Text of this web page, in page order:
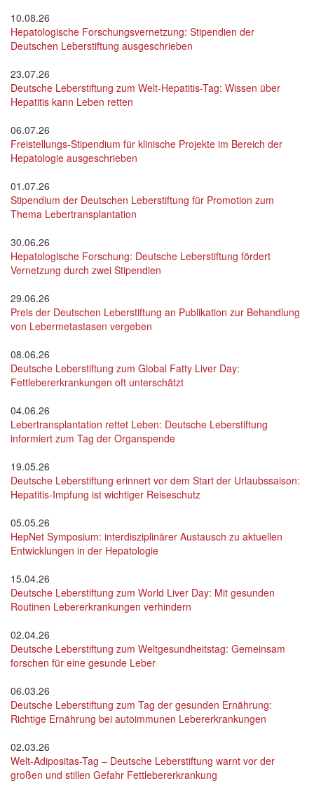
10.08.26
Hepatologische Forschungsvernetzung: Stipendien der
Deutschen Leberstiftung ausgeschrieben
23.07.26
Deutsche Leberstiftung zum Welt-Hepatitis-Tag: Wissen über
Hepatitis kann Leben retten
06.07.26
Freistellungs-Stipendium für klinische Projekte im Bereich der
Hepatologie ausgeschrieben
01.07.26
Stipendium der Deutschen Leberstiftung für Promotion zum
Thema Lebertransplantation
30.06.26
Hepatologische Forschung: Deutsche Leberstiftung fördert
Vernetzung durch zwei Stipendien
29.06.26
Preis der Deutschen Leberstiftung an Publikation zur Behandlung
von Lebermetastasen vergeben
08.06.26
Deutsche Leberstiftung zum Global Fatty Liver Day:
Fettlebererkrankungen oft unterschätzt
04.06.26
Lebertransplantation rettet Leben: Deutsche Leberstiftung
informiert zum Tag der Organspende
19.05.26
Deutsche Leberstiftung erinnert vor dem Start der Urlaubssaison:
Hepatitis-Impfung ist wichtiger Reiseschutz
05.05.26
HepNet Symposium: interdisziplinärer Austausch zu aktuellen
Entwicklungen in der Hepatologie
15.04.26
Deutsche Leberstiftung zum World Liver Day: Mit gesunden
Routinen Lebererkrankungen verhindern
02.04.26
Deutsche Leberstiftung zum Weltgesundheitstag: Gemeinsam
forschen für eine gesunde Leber
06.03.26
Deutsche Leberstiftung zum Tag der gesunden Ernährung:
Richtige Ernährung bei autoimmunen Lebererkrankungen
02.03.26
Welt-Adipositas-Tag – Deutsche Leberstiftung warnt vor der
großen und stillen Gefahr Fettlebererkrankung